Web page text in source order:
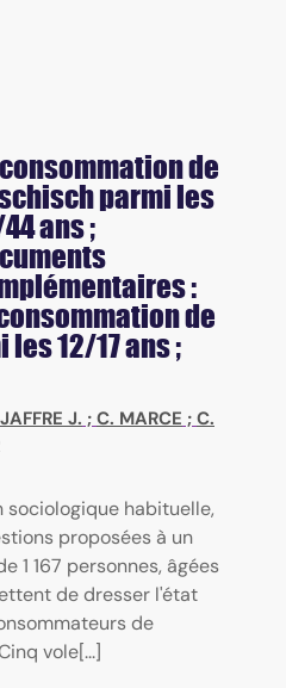
de
parmi les
ans ;
:
de
12/17 ans ;
JAFFRE J. ; C. MARCE ; C.
habituelle,
proposées à un
1 167 personnes, âgées
de dresser l'état
de
vole[...]